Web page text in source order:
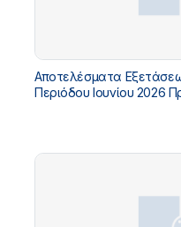
Αποτελέσματα
Περιόδου Ιουνίου 2026